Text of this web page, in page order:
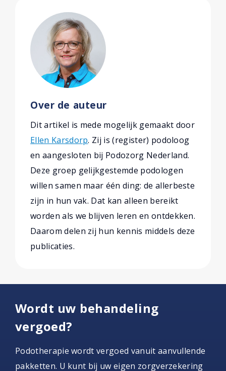
Over de auteur
Dit artikel is mede mogelijk gemaakt door
Ellen Karsdorp. Zij is (register) podoloog
en aangesloten bij Podozorg Nederland.
Deze groep gelijkgestemde podologen
willen samen maar één ding: de allerbeste
zijn in hun vak. Dat kan alleen bereikt
worden als we blijven leren en ontdekken.
Daarom delen zij hun kennis middels deze
publicaties.
Wordt uw behandeling
vergoed?
Podotherapie wordt vergoed vanuit aanvullende
pakketten. U kunt bij uw eigen zorgverzekering